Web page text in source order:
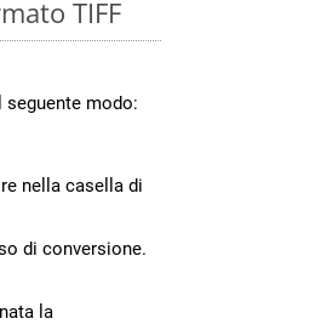
TIFF
seguente modo:
nella casella di
di conversione.
la